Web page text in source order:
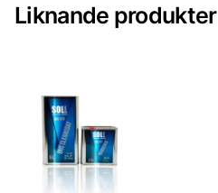
Liknande produkter